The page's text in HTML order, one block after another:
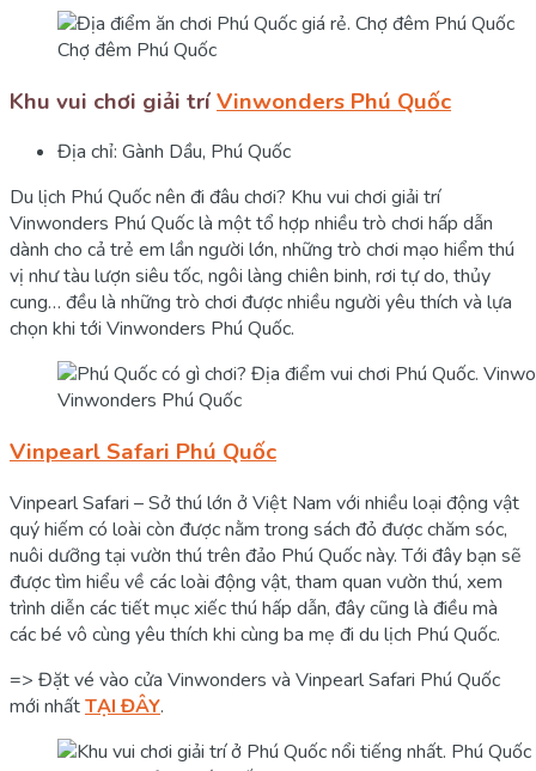
Chợ đêm Phú Quốc
Khu vui chơi giải tríVinwonders Phú Quốc
Địa chỉ: Gành Dầu, Phú Quốc
Du lịch Phú Quốc nên đi đâu chơi? Khu vui chơi giải trí
Vinwonders Phú Quốc là một tổ hợp nhiều trò chơi hấp dẫn
dành cho cả trẻ em lần người lớn, những trò chơi mạo hiểm thú
vị như tàu lượn siêu tốc, ngôi làng chiên binh, rơi tự do, thủy
cung… đều là những trò chơi được nhiều người yêu thích và lựa
chọn khi tới Vinwonders Phú Quốc.
Vinwonders Phú Quốc
Vinpearl Safari Phú Quốc
Vinpearl Safari – Sở thú lớn ở Việt Nam với nhiều loại động vật
quý hiếm có loài còn được nằm trong sách đỏ được chăm sóc,
nuôi dưỡng tại vườn thú trên đảo Phú Quốc này. Tới đây bạn sẽ
được tìm hiểu về các loài động vật, tham quan vườn thú, xem
trình diễn các tiết mục xiếc thú hấp dẫn, đây cũng là điều mà
các bé vô cùng yêu thích khi cùng ba mẹ đi du lịch Phú Quốc.
=> Đặt vé vào cửa Vinwonders và Vinpearl Safari Phú Quốc
mới nhấtTẠI ĐÂY.